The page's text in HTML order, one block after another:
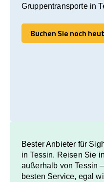
Gruppentransporte in
Buchen Sie noch
Buchen Sie noch
Bester Anbieter für
in Tessin. Reisen Sie
außerhalb von Tessin
besten Service, egal